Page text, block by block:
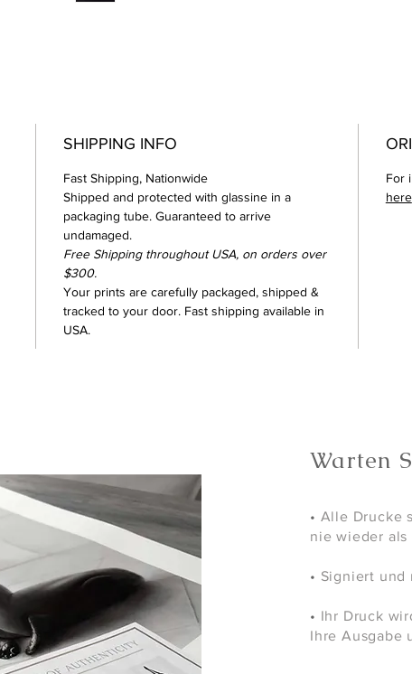
SHIPPING INFO
Fast Shipping, Nationwide
Shipped and protected with glassine in a
packaging tube. Guaranteed to arrive
undamaged.
Free Shipping throughout USA, on orders over
$300.
Your prints are carefully packaged, shipped &
tracked to your door. Fast shipping available in
USA.
For
here
Warten
• Alle Drucke
nie wieder als
• Signiert und
• Ihr Druck
Ihre Ausgabe